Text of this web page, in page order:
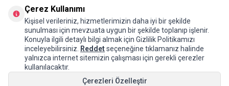
Hakkımızda
Çerez Kullanımı
Kişisel verileriniz, hizmetlerimizin daha iyi bir şekilde
sunulması için mevzuata uygun bir şekilde toplanıp işlenir.
Konuyla ilgili detaylı bilgi almak için Gizlilik Politikamızı
inceleyebilirsiniz.
Reddetseçeneğine tıklamanız halinde
yalnızca internet sitemizin çalışması için gerekli çerezler
kullanılacaktır.
Çerezleri Özelleştir